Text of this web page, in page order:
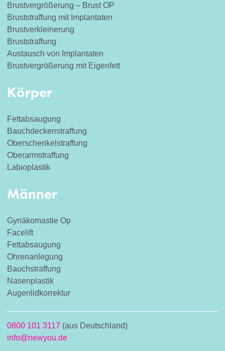
Brustvergrößerung – Brust OP
Bruststraffung mit Implantaten
Brustverkleinerung
Bruststraffung
Austausch von Implantaten
Brustvergrößerung mit Eigenfett
Körper
Fettabsaugung
Bauchdeckenstraffung
Oberschenkelstraffung
Oberarmstraffung
Labioplastik
Männer
Gynäkomastie Op
Facelift
Fettabsaugung
Ohrenanlegung
Bauchstraffung
Nasenplastik
Augenlidkorrektur
0800 101 3117 (aus Deutschland)
info@newyou.de